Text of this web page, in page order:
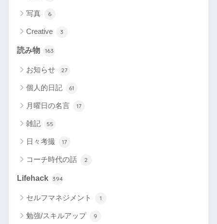
写真 6
Creative 3
読み物 163
お知らせ 27
個人的日記 61
月曜日の名言 17
雑記 55
日々考撮 17
コーチ時代の話 2
Lifehack 394
セルフマネジメント 1
勉強/スキルアップ 9